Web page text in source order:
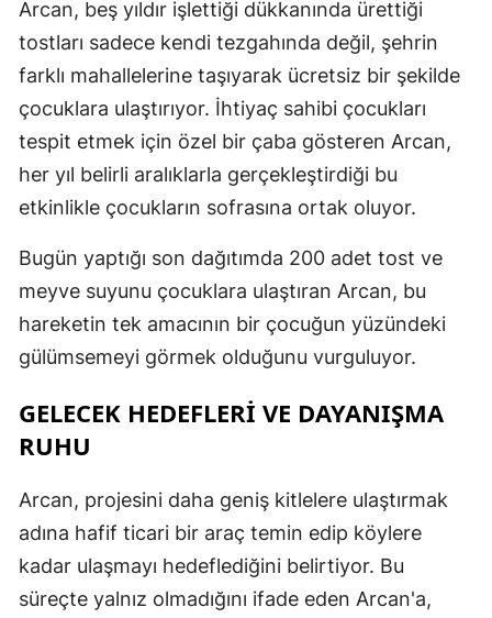
Arcan, beş yıldır işlettiği dükkanında ürettiği
tostları sadece kendi tezgahında değil, şehrin
farklı mahallelerine taşıyarak ücretsiz bir şekilde
çocuklara ulaştırıyor. İhtiyaç sahibi çocukları
tespit etmek için özel bir çaba gösteren Arcan,
her yıl belirli aralıklarla gerçekleştirdiği bu
etkinlikle çocukların sofrasına ortak oluyor.
Bugün yaptığı son dağıtımda 200 adet tost ve
meyve suyunu çocuklara ulaştıran Arcan, bu
hareketin tek amacının bir çocuğun yüzündeki
gülümsemeyi görmek olduğunu vurguluyor.
GELECEK HEDEFLERİ VE DAYANIŞMA
RUHU
Arcan, projesini daha geniş kitlelere ulaştırmak
adına hafif ticari bir araç temin edip köylere
kadar ulaşmayı hedeflediğini belirtiyor. Bu
süreçte yalnız olmadığını ifade eden Arcan'a,